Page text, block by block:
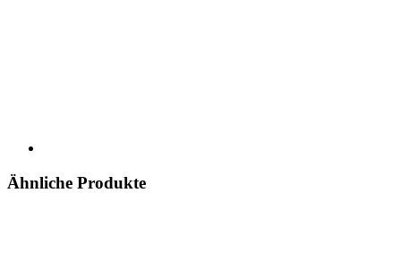
Ähnliche Produkte